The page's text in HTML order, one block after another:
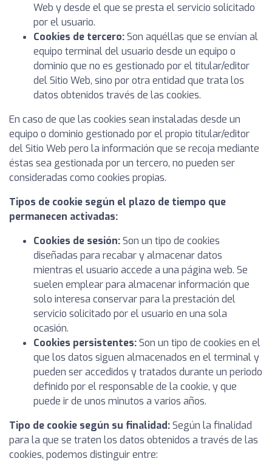
Web y desde el que se presta el servicio solicitado
por el usuario.
Cookies de tercero:Son aquéllas que se envían al
equipo terminal del usuario desde un equipo o
dominio que no es gestionado por el titular/editor
del Sitio Web, sino por otra entidad que trata los
datos obtenidos través de las cookies.
En caso de que las cookies sean instaladas desde un
equipo o dominio gestionado por el propio titular/editor
del Sitio Web pero la información que se recoja mediante
éstas sea gestionada por un tercero, no pueden ser
consideradas como cookies propias.
Tipos de cookie según el plazo de tiempo que
permanecen activadas:
Cookies de sesión:Son un tipo de cookies
diseñadas para recabar y almacenar datos
mientras el usuario accede a una página web. Se
suelen emplear para almacenar información que
solo interesa conservar para la prestación del
servicio solicitado por el usuario en una sola
ocasión.
Cookies persistentes:Son un tipo de cookies en el
que los datos siguen almacenados en el terminal y
pueden ser accedidos y tratados durante un periodo
definido por el responsable de la cookie, y que
puede ir de unos minutos a varios años.
Tipo de cookie según su finalidad:Según la finalidad
para la que se traten los datos obtenidos a través de las
cookies, podemos distinguir entre: